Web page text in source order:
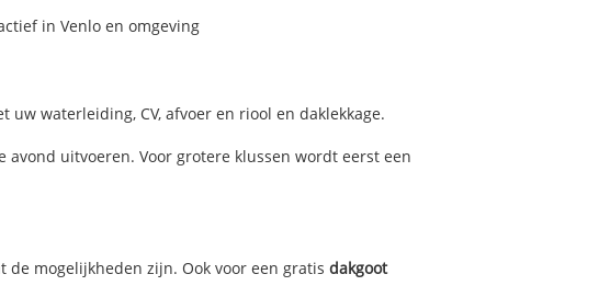
in Venlo en omgeving
waterleiding, CV, afvoer en riool en daklekkage.
uitvoeren. Voor grotere klussen wordt eerst een
de mogelijkheden zijn. Ook voor een gratisdakgoot